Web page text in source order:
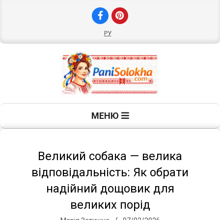
РУ
П
а
МЕНЮ
Великий собака — велика
відповідальність: Як обрати
надійний дощовик для
великих порід